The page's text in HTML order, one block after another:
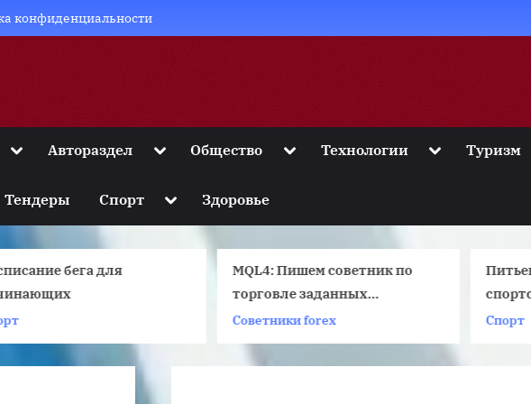
конфиденциальности
Toggle
menu
Toggle
menu
Toggle
sub-
menu
sub-
Автораздел ToggleОбщество ToggleТехнологии ToggleТуризм
Тендеры Спорт Toggle
menu
Здоровье
MQL4: Пишем советник по
торговле заданных
Питьевой режим
спортсменов